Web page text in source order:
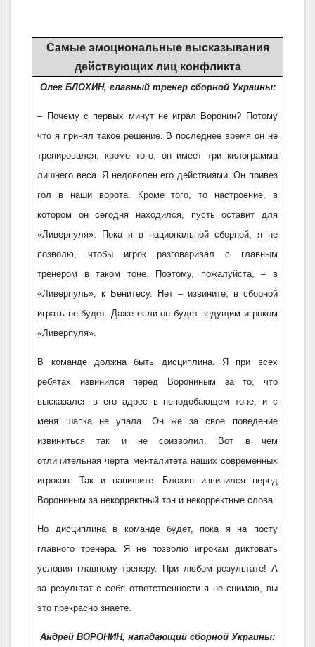
Самые эмоциональные высказывания
действующих лиц конфликта
Олег БЛОХИН, главный тренер сборной Украины:
– Почему с первых минут не играл Воронин? Потому
что я принял такое решение. В последнее время он не
тренировался, кроме того, он имеет три килограмма
лишнего веса. Я недоволен его действиями. Он привез
гол в наши ворота. Кроме того, то настроение, в
котором он сегодня находился, пусть оставит для
«Ливерпуля». Пока я в национальной сборной, я не
позволю, чтобы игрок разговаривал с главным
тренером в таком тоне. Поэтому, пожалуйста, – в
«Ливерпуль», к Бенитесу. Нет – извините, в сборной
играть не будет. Даже если он будет ведущим игроком
«Ливерпуля».
В команде должна быть дисциплина. Я при всех
ребятах извинился перед Ворониным за то, что
высказался в его адрес в неподобающем тоне, и с
меня шапка не упала. Он же за свое поведение
извиниться так и не соизволил. Вот в чем
отличительная черта менталитета наших современных
игроков. Так и напишите: Блохин извинился перед
Ворониным за некорректный тон и некорректные слова.
Но дисциплина в команде будет, пока я на посту
главного тренера. Я не позволю игрокам диктовать
условия главному тренеру. При любом результате! А
за результат с себя ответственности я не снимаю, вы
это прекрасно знаете.
Андрей ВОРОНИН, нападающий сборной Украины: